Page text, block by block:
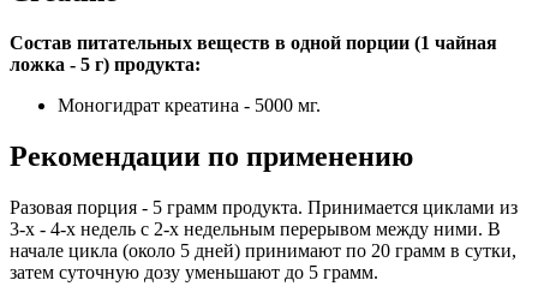
Состав питательных веществ в одной порции (1 чайная
ложка - 5 г) продукта:
Моногидрат креатина - 5000 мг.
Рекомендации по применению
Разовая порция - 5 грамм продукта. Принимается циклами из
3-х - 4-х недель с 2-х недельным перерывом между ними. В
начале цикла (около 5 дней) принимают по 20 грамм в сутки,
затем суточную дозу уменьшают до 5 грамм.